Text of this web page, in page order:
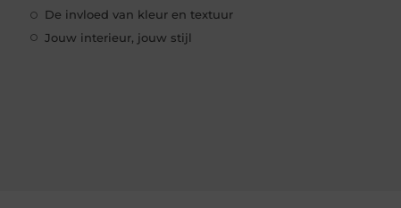
De invloed van kleur en textuur
Jouw interieur, jouw stijl